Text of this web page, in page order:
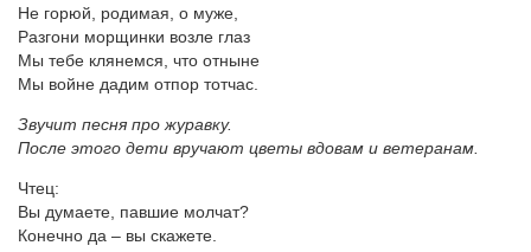
Не горюй, родимая, о муже,
Разгони морщинки возле глаз
Мы тебе клянемся, что отныне
Мы войне дадим отпор тотчас.
Звучит песня про журавку.
После этого дети вручают цветы вдовам и ветеранам.
Чтец:
Вы думаете, павшие молчат?
Конечно да – вы скажете.